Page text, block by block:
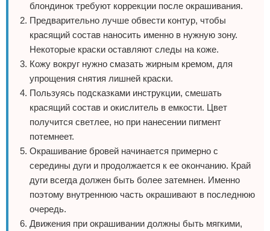
блондинок требуют коррекции после окрашивания.
Предварительно лучше обвести контур, чтобы
красящий состав наносить именно в нужную зону.
Некоторые краски оставляют следы на коже.
Кожу вокруг нужно смазать жирным кремом, для
упрощения снятия лишней краски.
Пользуясь подсказками инструкции, смешать
красящий состав и окислитель в емкости. Цвет
получится светлее, но при нанесении пигмент
потемнеет.
Окрашивание бровей начинается примерно с
середины дуги и продолжается к ее окончанию. Край
дуги всегда должен быть более затемнен. Именно
поэтому внутреннюю часть окрашивают в последнюю
очередь.
Движения при окрашивании должны быть мягкими,